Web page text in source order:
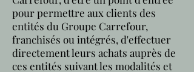
pour permettre aux clients des
entités du Groupe Carrefour,
franchisés ou intégrés, d'effectuer
directement leurs achats auprès de
ces entités suivant les modalités et